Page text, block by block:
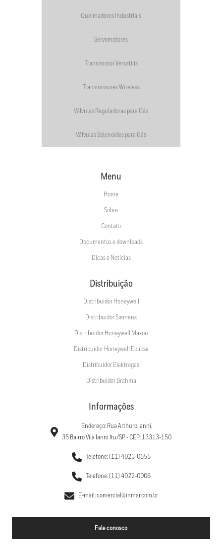
Queimadores Industriais
Servomotores
Transmissor Versatilis
Transmissores Wireless
Válvulas Reguladoras para Gás
Válvulas Solenoides para Gás
Menu
Home
Sobre
Contato
Documentos e downloads
Dicas e Notícias
Distribuição
Distribuidor Honeywell
Distribuidor Siemens
Distribuidor Honeywell Maxon
Distribuidor Honeywell Eclipse
Distribuidor Elektrogas
Distribuidor Brahma
Informações
Endereço: Rua Arthuro Ianni,
35 Bairro Vila Ianni Itu/SP - CEP: 13313-150
Telefone: (11) 4023-0555
Telefone: (11) 4022-0006
E-mail: comercial@inmar.com.br
Fale conosco